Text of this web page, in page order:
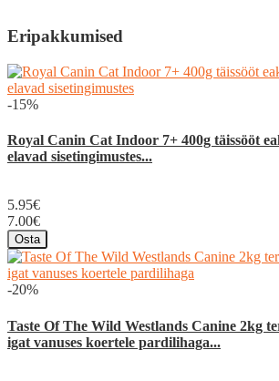
Eripakkumised
-15%
Royal Canin Cat Indoor 7+ 400g täissööt
elavad sisetingimustes...
5.95€
7.00€
Osta
-20%
Taste Of The Wild Westlands Canine 2kg
igat vanuses koertele pardilihaga...